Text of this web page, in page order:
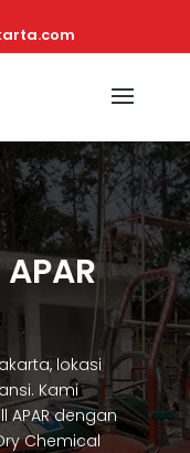
lokasi
Kami
APAR dengan
Chemical